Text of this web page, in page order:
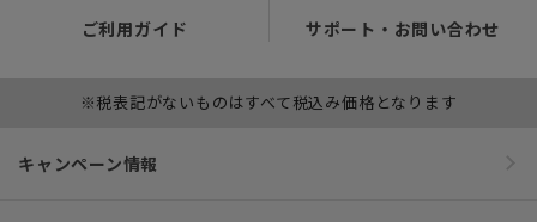
ご利用ガイド サポート・お問い合わせ
※税表記がないものはすべて税込み価格となります
キャンペーン情報